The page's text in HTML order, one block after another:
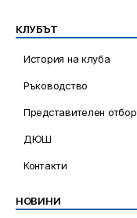
КЛУБЪТ
История на клуба
Ръководство
Представителен отбор
ДЮШ
Контакти
НОВИНИ